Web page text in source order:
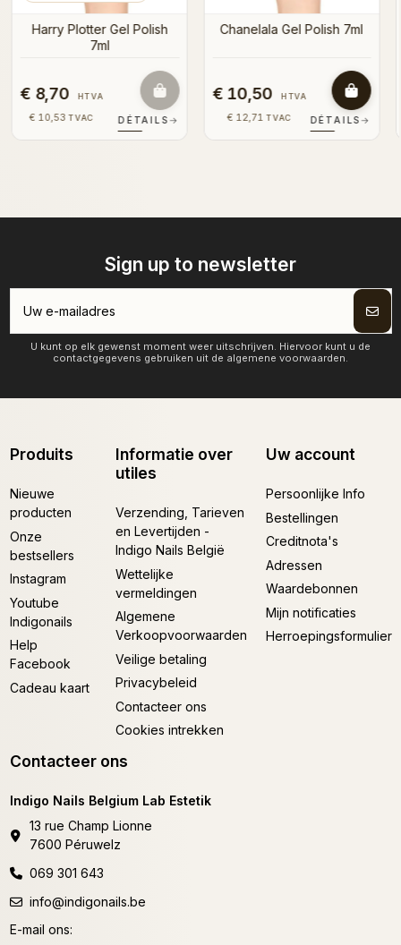
€ 8,70
€ 10,53 TVAC DÉTAILS
€ 8,70 HTVA
€ 10,53 TVAC DÉTAILS
Sign up to newsletter
U kunt op elk gewenst moment weer uitschrijven. Hiervoor kunt u de
contactgegevens gebruiken uit de algemene voorwaarden.
Produits
Nieuwe
producten
Onze
bestsellers
Instagram
Youtube
Indigonails
Help
Facebook
Cadeau kaart
Informatie over
utiles
Verzending, Tarieven
en Levertijden -
Indigo Nails België
Wettelijke
vermeldingen
Algemene
Verkoopvoorwaarden
Veilige betaling
Privacybeleid
Contacteer ons
Cookies intrekken
Uw account
Persoonlijke Info
Bestellingen
Creditnota's
Adressen
Waardebonnen
Mijn notificaties
Herroepingsformulier
Contacteer ons
Indigo Nails Belgium Lab Estetik
13 rue Champ Lionne
7600 Péruwelz
069 301 643
info@indigonails.be
E-mail ons: